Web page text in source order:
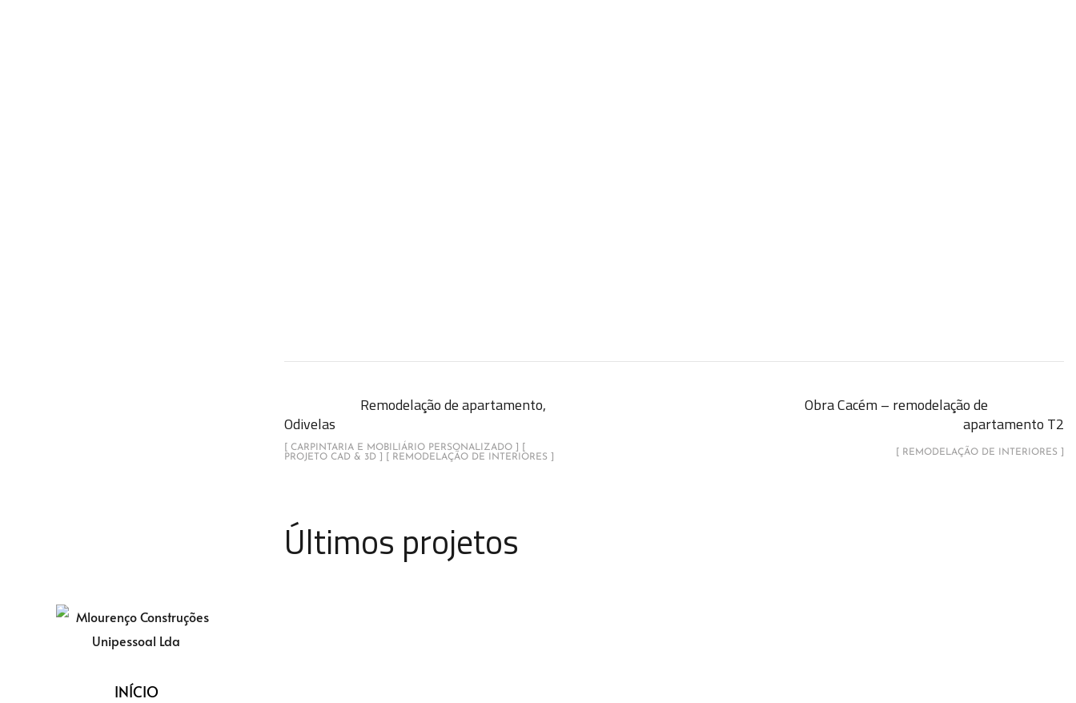
INÍCIO
Remodelação de apartamento,
Odivelas
[ CARPINTARIA E MOBILIÁRIO PERSONALIZADO ] [
PROJETO CAD & 3D ] [ REMODELAÇÃO DE INTERIORES ]
Obra Cacém – remodelação de
apartamento T2
[ REMODELAÇÃO DE INTERIORES ]
Últimos projetos